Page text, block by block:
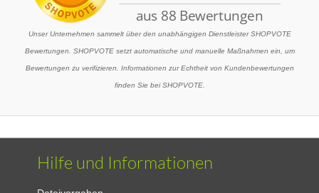
Unser Unternehmen sammelt über den unabhängigen Dienstleister SHOPVOTE
Bewertungen. SHOPVOTE setzt automatische und manuelle Maßnahmen ein, um
Bewertungen zu verifizieren. Informationen zur Echtheit von Kundenbewertungen
finden Sie bei SHOPVOTE.
Hilfe und Informationen